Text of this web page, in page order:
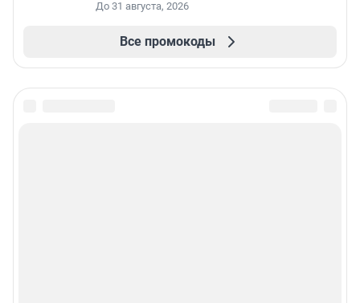
До 31 августа, 2026
Все промокоды